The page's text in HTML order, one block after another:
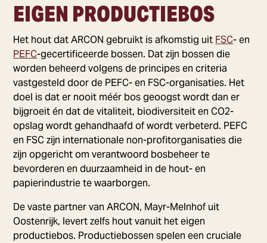
EIGEN PRODUCTIEBOS
Het hout dat ARCON gebruikt is afkomstig uit FSC- en
PEFC-gecertificeerde bossen. Dat zijn bossen die
worden beheerd volgens de principes en criteria
vastgesteld door de PEFC- en FSC-organisaties. Het
doel is dat er nooit méér bos geoogst wordt dan er
bijgroeit én dat de vitaliteit, biodiversiteit en CO2-
opslag wordt gehandhaafd of wordt verbeterd. PEFC
en FSC zijn internationale non-profitorganisaties die
zijn opgericht om verantwoord bosbeheer te
bevorderen en duurzaamheid in de hout- en
papierindustrie te waarborgen.
De vaste partner van ARCON, Mayr-Melnhof uit
Oostenrijk, levert zelfs hout vanuit het eigen
productiebos. Productiebossen spelen een cruciale